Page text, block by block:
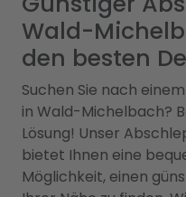
Wald-
den besten
Suchen Sie nach
in Wald-Michelbach?
Lösung! Unser
bietet Ihnen eine
Möglichkeit, einen